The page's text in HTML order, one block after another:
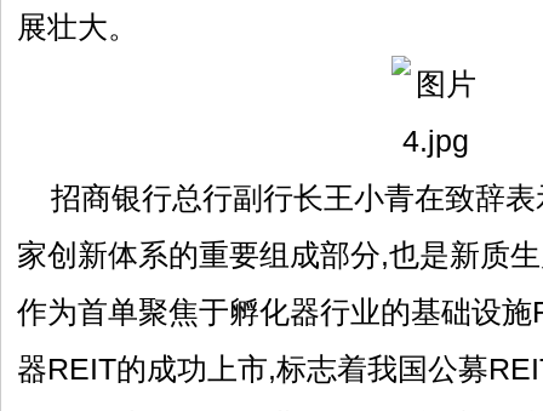
展壮大。
招商银行总行副行长王小青在致辞
家创新体系的重要组成部分,也是新质
作为首单聚焦于孵化器行业的基础设
器REIT的成功上市,标志着我国公募